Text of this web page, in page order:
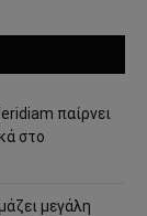
παίρνει
στο
μεγάλη